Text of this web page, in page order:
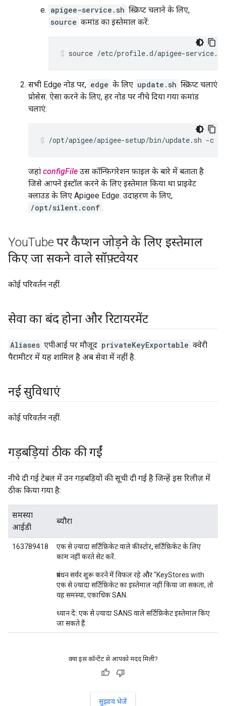
apigee-service.sh स्क्रिप्ट चलाने के लिए,
source कमांड का इस्तेमाल करें:
source /etc/profile.d/apigee-service.sh
सभी Edge नोड पर, edge के लिए update.sh स्क्रिप्ट चलाएं
प्रोसेस. ऐसा करने के लिए, हर नोड पर नीचे दिया गया कमांड
चलाएं:
/opt/apigee/apigee-setup/bin/update.sh -c
जहां configFile उस कॉन्फ़िगरेशन फ़ाइल के बारे में बताता है
जिसे आपने इंस्टॉल करने के लिए इस्तेमाल किया था प्राइवेट
क्लाउड के लिए Apigee Edge. उदाहरण के लिए,
/opt/silent.conf .
YouTube पर कैप्शन जोड़ने के लिए इस्तेमाल
किए जा सकने वाले सॉफ़्टवेयर
कोई परिवर्तन नहीं.
सेवा का बंद होना और रिटायरमेंट
Aliases एपीआई पर मौजूद privateKeyExportable क्वेरी
पैरामीटर में यह शामिल है अब सेवा में नहीं है.
नई सुविधाएं
कोई परिवर्तन नहीं.
गड़बड़ियां ठीक की गईं
नीचे दी गई टेबल में उन गड़बड़ियों की सूची दी गई है जिन्हें इस रिलीज़ में
ठीक किया गया है:
समस्या
आईडी
ब्यौरा
163789418
एक से ज़्यादा सर्टिफ़िकेट वाले कीस्टोर, सर्टिफ़िकेट के लिए
काम नहीं करते सेट करें.
प्रबंधन सर्वर शुरू करने में विफल रहे और "KeyStores with
एक से ज़्यादा सर्टिफ़िकेट का इस्तेमाल नहीं किया जा सकता, तो
यह समस्या, एकाधिक SAN.
ध्यान दें: एक से ज़्यादा SANS वाले सर्टिफ़िकेट इस्तेमाल किए
जा सकते हैं.
क्या इस कॉन्टेंट से आपको मदद मिली?
सुझाव भेजें